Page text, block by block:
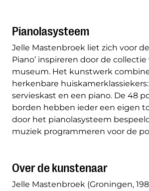
Pianolasysteem
Jelle Mastenbroek liet zich voor de
Piano’ inspireren door de
museum. Het kunstwerk
herkenbare
servieskast en een piano. De 48
borden hebben ieder een eigen
door het pianolasysteem
muziek programmeren voor de
Over de kunstenaar
Jelle Mastenbroek (Groningen,